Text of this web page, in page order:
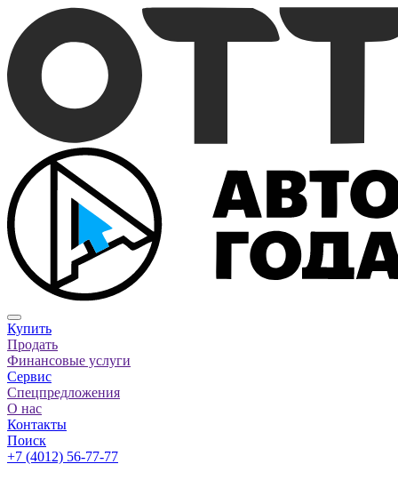
Купить
Продать
Финансовые услуги
Сервис
Спецпредложения
О нас
Контакты
Поиск
+7 (4012) 56-77-77